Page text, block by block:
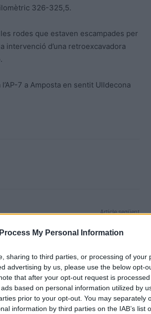
My Personal Information
sharing to third parties, or processing of your
advertising by us, please use the below opt-
that after your opt-out request is
based on personal information utilized by
prior to your opt-out. You may separately
information by third parties on the IAB’s list
326-325,5.
rodes que estaven escampades per
intervenció d’una retroexcavadora
7 a Amposta en sentit Ulldecona
Article següent
que quan va entrar en vigor la rebaixa de